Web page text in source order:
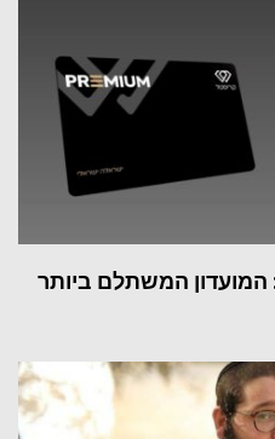
המועדון המשתלם ביותר